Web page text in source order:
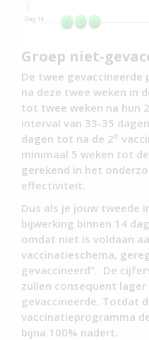
Groep niet-
De twee gevaccineerde
na deze twee weken in
tot twee weken na hun 2
interval van 33-35
dagen tot na de 2e
minimaal 5 weken tot
gerekend in het
effectiviteit.
Dus als je jouw tweede
bijwerking binnen 14
omdat niet is voldaan
vaccinatieschema,
gevaccineerd”. De
zullen consequent
gevaccineerde. Totdat
vaccinatieprogramma
bijna 100% nadert.